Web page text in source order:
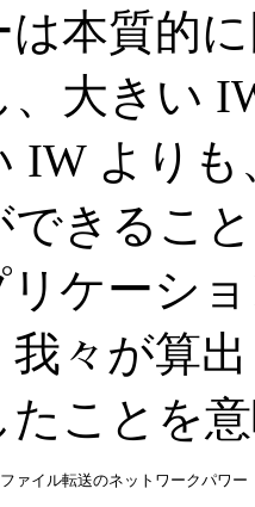
は本質的
大きい
IW より
きるこ
リケーシ
々が算
ことを
イル転送のネットワークパワー